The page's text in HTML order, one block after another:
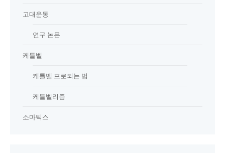
고대운동
연구 논문
케틀벨
케틀벨 프로되는 법
케틀벨리즘
소마틱스